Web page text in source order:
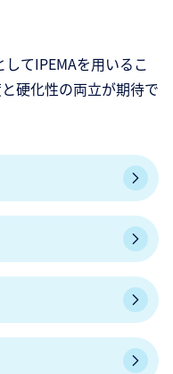
てIPEMAを用いるこ
硬化性の両立が期待で